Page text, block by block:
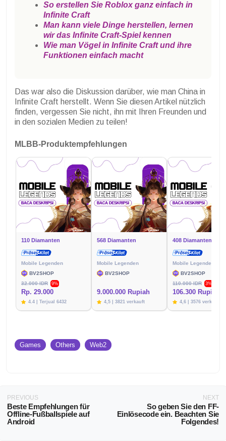
So erstellen Sie Roblox ganz einfach in
Infinite Craft
Man kann viele Dinge herstellen, lernen
wir das Infinite Craft-Spiel kennen
Wie man Vögel in Infinite Craft und ihre
Funktionen einfach macht
Das war also die Diskussion darüber, wie man China in
Infinite Craft herstellt. Wenn Sie diesen Artikel nützlich
finden, vergessen Sie nicht, ihn mit Ihren Freunden und
in den sozialen Medien zu teilen!
MLBB-Produktempfehlungen
110 Diamanten
Mobile Legenden
BV2SHOP
32.000 IDR
9%
Rp. 29.000
4.4 | Terjual 6432
568 Diamanten
Mobile Legenden
BV2SHOP
9.000.000 Rupiah
4,5 | 3821 verkauft
408 Diamanten
Mobile Legenden
BV2SHOP
110.000 IDR
3%
106.300 Rupien
4,6 | 3576 verkauft
Games Others Web2
PREVIOUS
Beste Empfehlungen für
Offline-Fußballspiele auf
Android
NEXT
So geben Sie den FF-
Einlösecode ein. Beachten Sie
Folgendes!